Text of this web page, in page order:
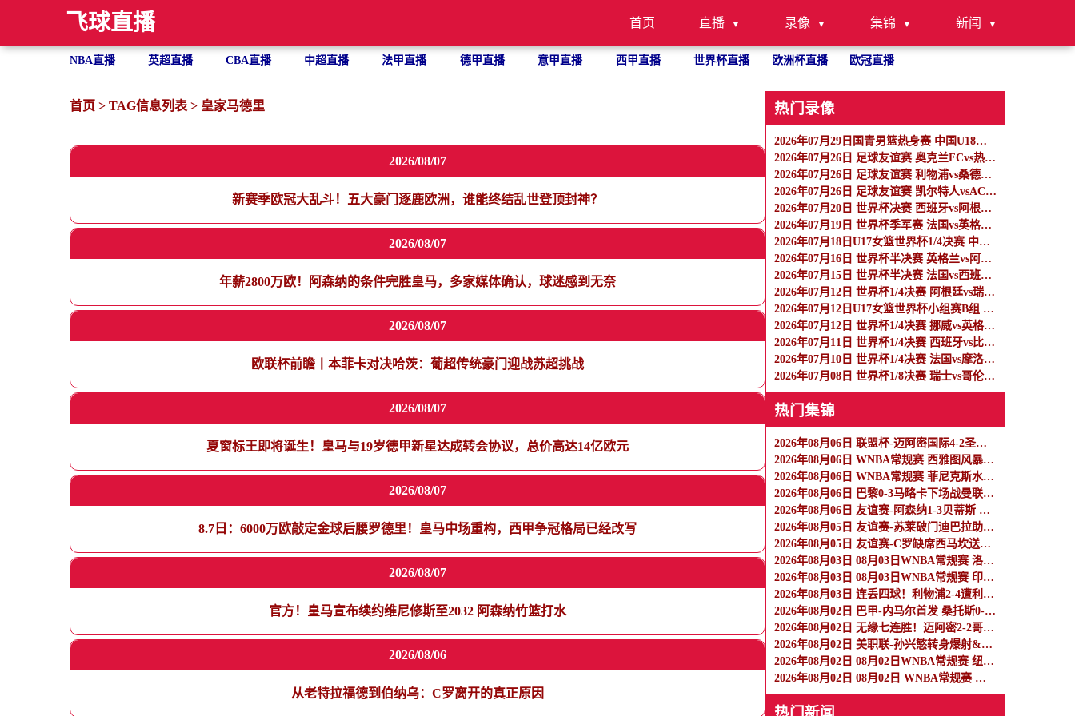
飞球直播 首页 直播 录像 集锦 新闻
NBA直播 英超直播 CBA直播 中超直播 法甲直播 德甲直播 意甲直播 西甲直播 世界杯直播 欧洲杯直播 欧冠直播
首页 > TAG信息列表 > 皇家马德里
2026/08/07
新赛季欧冠大乱斗！五大豪门逐鹿欧洲，谁能终结乱世登顶封神？
2026/08/07
年薪2800万欧！阿森纳的条件完胜皇马，多家媒体确认，球迷感到无奈
2026/08/07
欧联杯前瞻丨本菲卡对决哈茨：葡超传统豪门迎战苏超挑战
2026/08/07
夏窗标王即将诞生！皇马与19岁德甲新星达成转会协议，总价高达14亿欧元
2026/08/07
8.7日：6000万欧敲定金球后腰罗德里！皇马中场重构，西甲争冠格局已经改写
2026/08/07
官方！皇马宣布续约维尼修斯至2032 阿森纳竹篮打水
2026/08/06
从老特拉福德到伯纳乌：C罗离开的真正原因
热门录像
2026年07月29日国青男篮热身赛 中国U18男篮 - 纽纳华丁闪电队 全场录像
2026年07月26日 足球友谊赛 奥克兰FCvs热刺 全场录像
2026年07月26日 足球友谊赛 利物浦vs桑德兰 全场录像
2026年07月26日 足球友谊赛 凯尔特人vsAC米兰 全场录像
2026年07月20日 世界杯决赛 西班牙vs阿根廷 全场录像
2026年07月19日 世界杯季军赛 法国vs英格兰 全场录像
2026年07月18日U17女篮世界杯1/4决赛 中国U17女篮 - 加拿大U17女篮 录像
2026年07月16日 世界杯半决赛 英格兰vs阿根廷 全场录像
2026年07月15日 世界杯半决赛 法国vs西班牙 全场录像
2026年07月12日 世界杯1/4决赛 阿根廷vs瑞士 全场录像
2026年07月12日U17女篮世界杯小组赛B组 墨西哥U17女篮 - 中国U17女篮 全场录像
2026年07月12日 世界杯1/4决赛 挪威vs英格兰 全场录像
2026年07月11日 世界杯1/4决赛 西班牙vs比利时 全场录像
2026年07月10日 世界杯1/4决赛 法国vs摩洛哥 全场录像
2026年07月08日 世界杯1/8决赛 瑞士vs哥伦比亚 全场录像
热门集锦
2026年08月06日 联盟杯-迈阿密国际4-2圣路易斯 梅西2射1传 阿伦助攻戴帽
2026年08月06日 WNBA常规赛 西雅图风暴 86 - 92 纽约自由人 全场集锦
2026年08月06日 WNBA常规赛 菲尼克斯水星 82 - 96 亚特兰大梦想 全场集锦
2026年08月06日 巴黎0-3马略卡下场战曼联 巴黎全场控球近6成+8射3正未果
2026年08月06日 友谊赛-阿森纳1-3贝蒂斯 因卡皮耶破门难救主 福纳尔斯1射2传
2026年08月05日 友谊赛-苏莱破门迪巴拉助攻 罗马4-1纽波特郡
2026年08月05日 友谊赛-C罗缺席西马坎送点 胜利0-2不敌阿尔梅里亚
2026年08月03日 08月03日WNBA常规赛 洛杉矶火花106-101波特兰火焰 全场集锦
2026年08月03日 08月03日WNBA常规赛 印第安纳狂热100-108明尼苏达山猫 全场集锦
2026年08月03日 连丢四球！利物浦2-4遭利兹联逆转 维尔茨钱伯斯破门凯尔凯兹失误
2026年08月02日 巴甲-内马尔首发 桑托斯0-0瑞模贝雷
2026年08月02日 无缘七连胜！迈阿密2-2哥伦布 苏牙传射卡塞米罗乌龙梅西替补登场
2026年08月02日 美职联-孙兴慜转身爆射&穆勒点射破门 温哥华白浪1-1洛杉矶
2026年08月02日 08月02日WNBA常规赛 纽约自由人94-92菲尼克斯水星 全场集锦
2026年08月02日 08月02日 WNBA常规赛 拉斯维加斯王牌83-84芝加哥天空 全场集锦
热门新闻